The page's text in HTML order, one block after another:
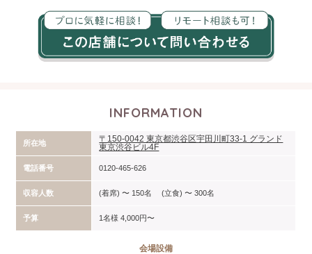
INFORMATION
所在地
〒150-0042 東京都渋谷区宇田川町33-1 グランド
東京渋谷ビル4F
電話番号 0120-465-626
収容人数 (着席) 〜 150名 (立食) 〜 300名
予算 1名様 4,000円〜
会場設備